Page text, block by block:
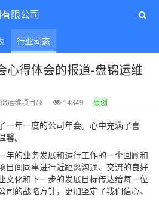
限公司
行业动态
心得体会的报道-盘锦运维
运维项目部 14349 原创
一年一度的公司年会。心中充满了喜
馨。
年的业务发展和运行工作的一个回顾和
目间同事进行近距离沟通、交流的良好
文化和下一步的发展目标传达给每一位
的战略方针，更加坚定了我们信心、